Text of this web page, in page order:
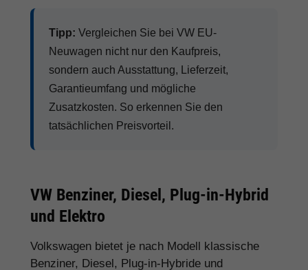
Tipp: Vergleichen Sie bei VW EU-
Neuwagen nicht nur den Kaufpreis,
sondern auch Ausstattung, Lieferzeit,
Garantieumfang und mögliche
Zusatzkosten. So erkennen Sie den
tatsächlichen Preisvorteil.
VW Benziner, Diesel, Plug-in-Hybrid
und Elektro
Volkswagen bietet je nach Modell klassische
Benziner, Diesel, Plug-in-Hybride und